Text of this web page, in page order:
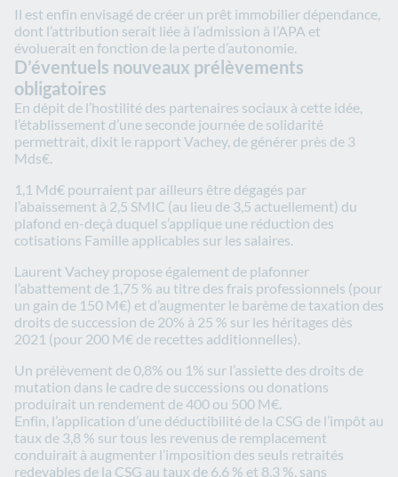
Il est enfin envisagé de créer un prêt immobilier dépendance,
dont l’attribution serait liée à l’admission à l’APA et
évoluerait en fonction de la perte d’autonomie.
D’éventuels nouveaux prélèvements
obligatoires
En dépit de l’hostilité des partenaires sociaux à cette idée,
l’établissement d’une seconde journée de solidarité
permettrait, dixit le rapport Vachey, de générer près de 3
Mds€.
1,1 Md€ pourraient par ailleurs être dégagés par
l’abaissement à 2,5 SMIC (au lieu de 3,5 actuellement) du
plafond en-deçà duquel s’applique une réduction des
cotisations Famille applicables sur les salaires.
Laurent Vachey propose également de plafonner
l’abattement de 1,75 % au titre des frais professionnels (pour
un gain de 150 M€) et d’augmenter le barème de taxation des
droits de succession de 20% à 25 % sur les héritages dès
2021 (pour 200 M€ de recettes additionnelles).
Un prélèvement de 0,8% ou 1% sur l’assiette des droits de
mutation dans le cadre de successions ou donations
produirait un rendement de 400 ou 500 M€.
Enfin, l’application d’une déductibilité de la CSG de l’impôt au
taux de 3,8 % sur tous les revenus de remplacement
conduirait à augmenter l’imposition des seuls retraités
redevables de la CSG au taux de 6,6 % et 8,3 %, sans